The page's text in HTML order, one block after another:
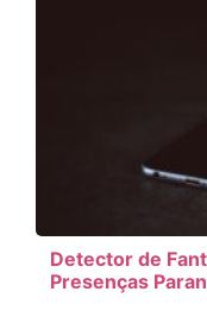
Detector de
Presenças